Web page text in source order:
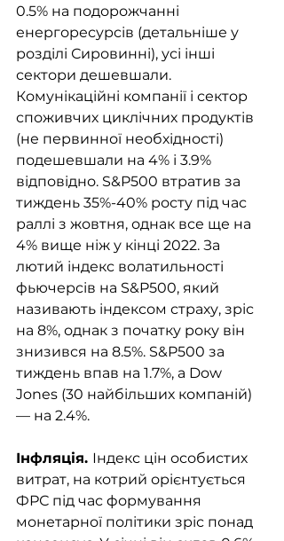
0.5% на подорожчанні
енергоресурсів (детальніше у
розділі Сировинні), усі інші
сектори дешевшали.
Комунікаційні компанії і сектор
споживчих циклічних продуктів
(не первинної необхідності)
подешевшали на 4% і 3.9%
відповідно. S&P500 втратив за
тиждень 35%-40% росту під час
раллі з жовтня, однак все ще на
4% вище ніж у кінці 2022. За
лютий індекс волатильності
фьючерсів на S&P500, який
називають індексом страху, зріс
на 8%, однак з початку року він
знизився на 8.5%. S&P500 за
тиждень впав на 1.7%, а Dow
Jones (30 найбільших компаній)
— на 2.4%.
Інфляція. Індекс цін особистих
витрат, на котрий орієнтується
ФРС під час формування
монетарної політики зріс понад